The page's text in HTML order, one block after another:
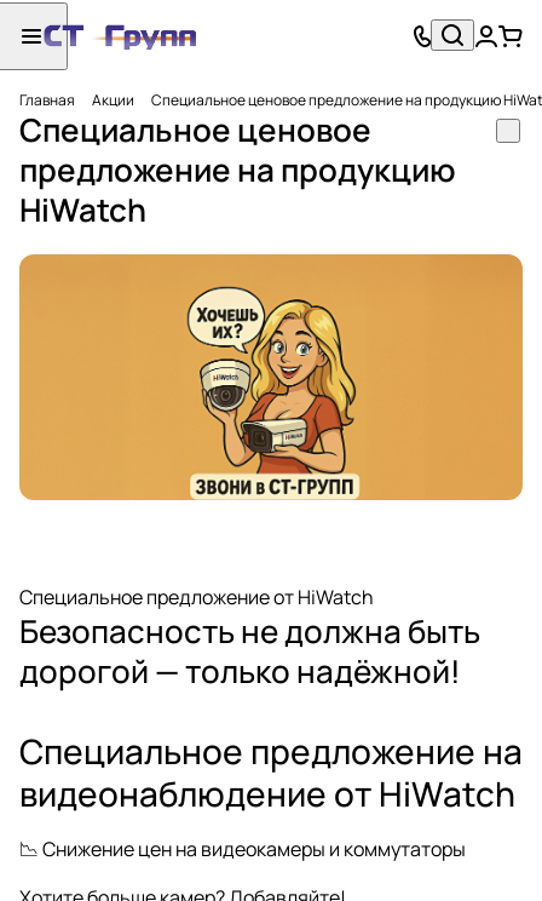
Главная Акции Специальное ценовое предложение на продукцию
Специальное ценовое
предложение на продукцию
HiWatch
Специальное предложение от HiWatch
Безопасность не должна быть
дорогой — только надёжной!
Специальное предложение на
видеонаблюдение от HiWatch
📉Снижение ценна видеокамеры и коммутаторы